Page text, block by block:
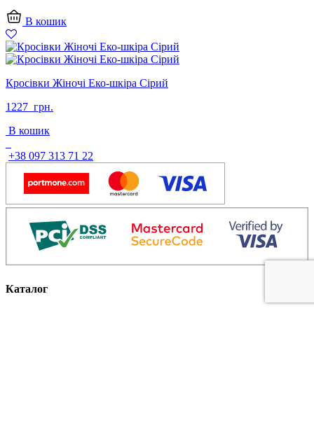
В кошик
Кросівки Жіночі Еко-шкіра Сірий
1227 грн.
В кошик
+38 097 313 71 22
Каталог